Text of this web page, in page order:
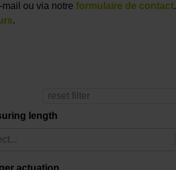
ou via notre formulaire de contact.
.
reset filter
length